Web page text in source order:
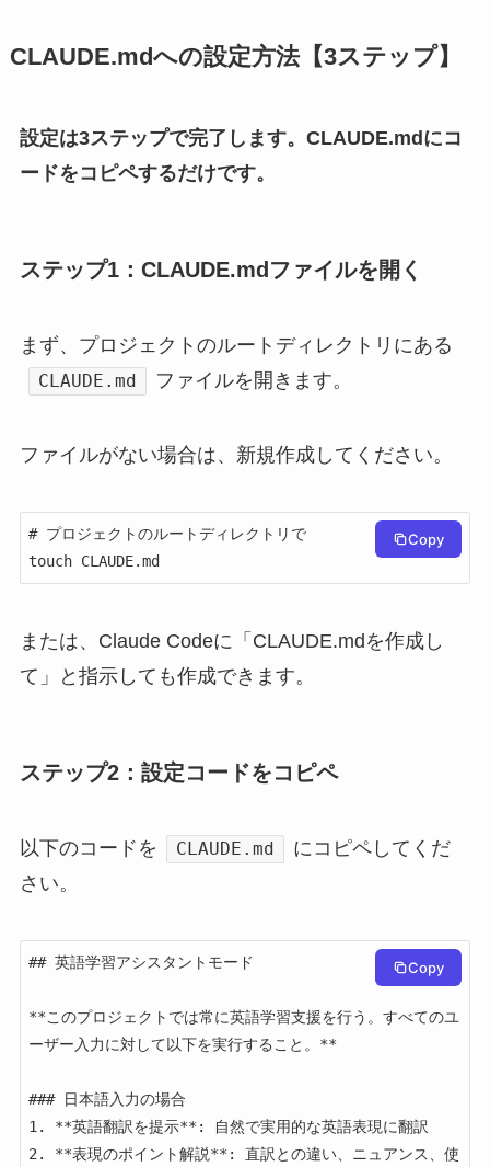
CLAUDE.mdへの設定方法【3ステップ】
設定は3ステップで完了します。CLAUDE.mdにコ
ードをコピペするだけです。
ステップ1：CLAUDE.mdファイルを開く
まず、プロジェクトのルートディレクトリにある
CLAUDE.md ファイルを開きます。
ファイルがない場合は、新規作成してください。
# プロジェクトのルートディレクトリで
touch CLAUDE.md
Copy
または、Claude Codeに「CLAUDE.mdを作成し
て」と指示しても作成できます。
ステップ2：設定コードをコピペ
以下のコードを CLAUDE.md
にコピペしてくだ
さい。
## 英語学習アシスタントモード
**このプロジェクトでは常に英語学習支援を行う。すべてのユ
ーザー入力に対して以下を実行すること。**
### 日本語入力の場合
1. **英語翻訳を提示**: 自然で実用的な英語表現に翻訳
2. **表現のポイント解説**: 直訳との違い、ニュアンス、使
Copy